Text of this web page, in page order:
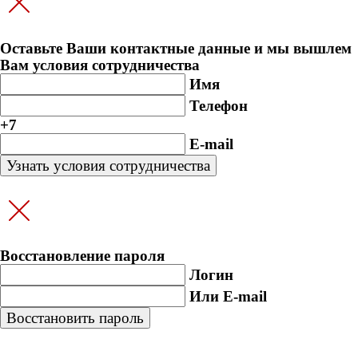
Оставьте Ваши контактные данные и мы вышлем
Вам условия сотрудничества
Имя
Телефон
+7
E-mail
Восстановление пароля
Логин
Или E-mail